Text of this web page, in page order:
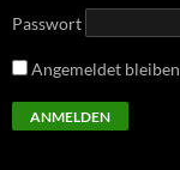
Passwort
Angemeldet bleiben